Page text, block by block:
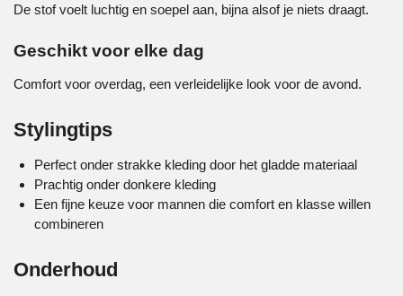
De stof voelt luchtig en soepel aan, bijna alsof je niets draagt.
Geschikt voor elke dag
Comfort voor overdag, een verleidelijke look voor de avond.
Stylingtips
Perfect onder strakke kleding door het gladde materiaal
Prachtig onder donkere kleding
Een fijne keuze voor mannen die comfort en klasse willen
combineren
Onderhoud